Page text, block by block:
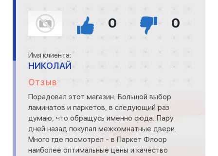
0 0
Имя клиента:
НИКОЛАЙ
Отзыв
Порадовал этот магазин. Большой выбор
ламинатов и паркетов, в следующий раз
думаю, что обращусь именно сюда. Пару
дней назад покупал межкомнатные двери.
Много где посмотрел - в Паркет Флоор
наиболее оптимальные цены и качество